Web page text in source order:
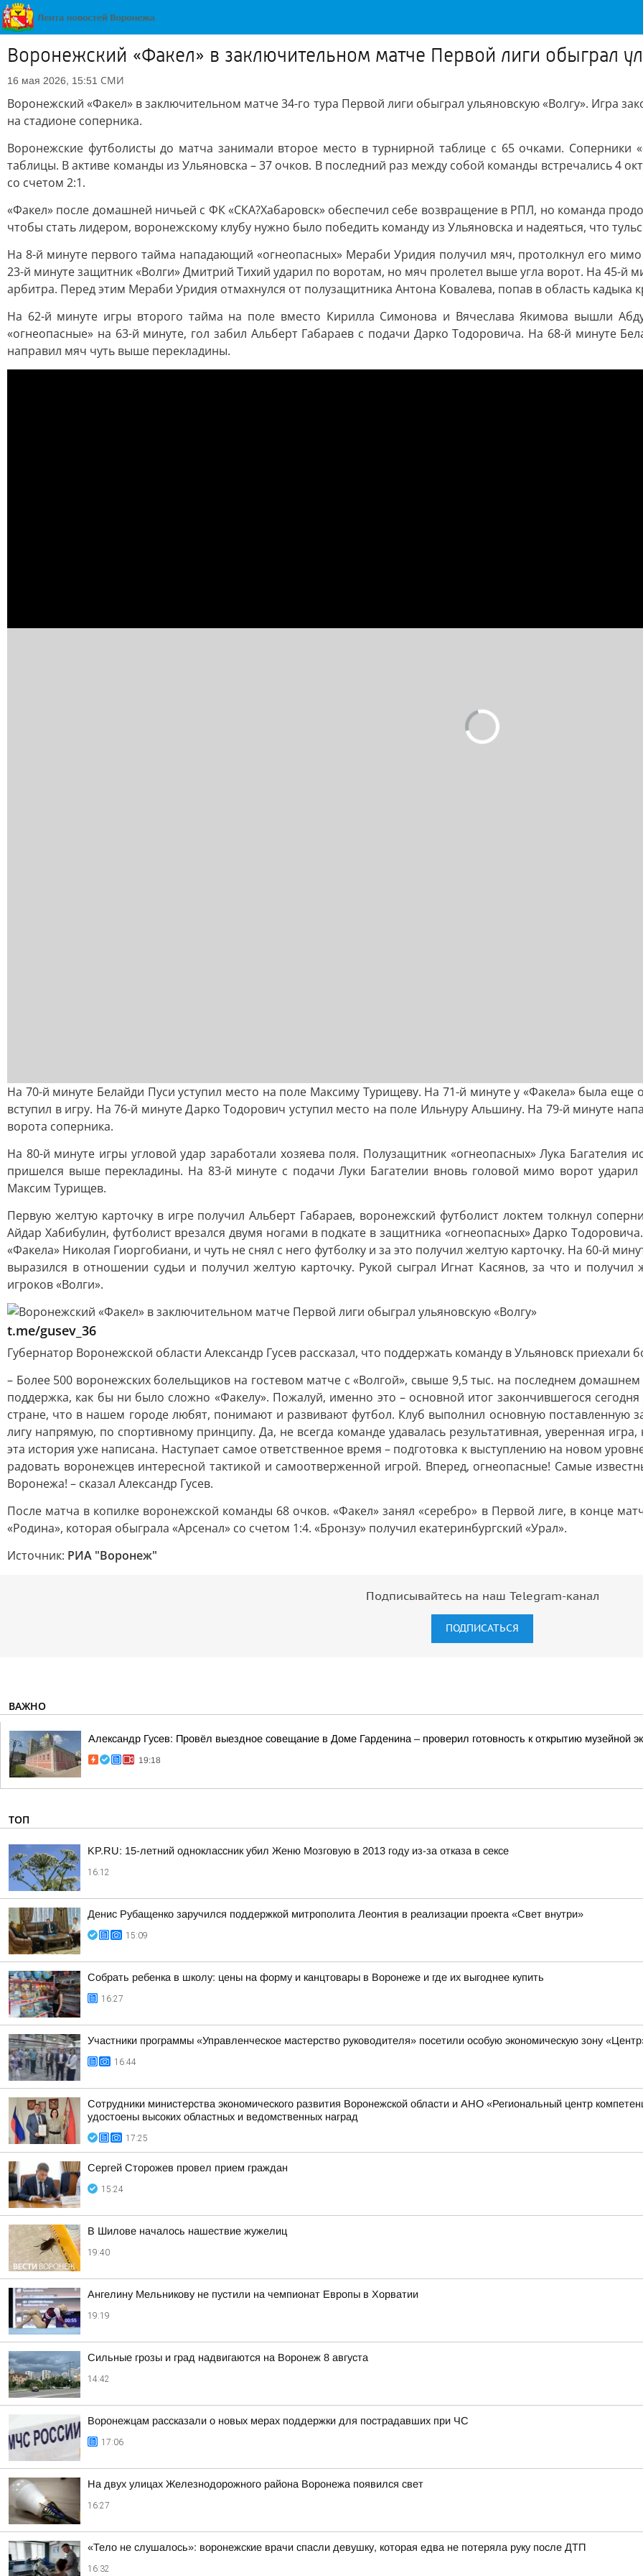
Воронежский «Факел» в заключительном матче Первой лиги обыграл
16 мая 2026, 15:51 СМИ
Воронежский «Факел» в заключительном матче 34-го тура Первой лиги обыграл ульяновскую «Волгу». Игра
на стадионе соперника.
Воронежские футболисты до матча занимали второе место в турнирной таблице с 65 очками. Соперники
таблицы. В активе команды из Ульяновска – 37 очков. В последний раз между собой команды встречались 4
со счетом 2:1.
«Факел» после домашней ничьей с ФК «СКА?Хабаровск» обеспечил себе возвращение в РПЛ, но команда
чтобы стать лидером, воронежскому клубу нужно было победить команду из Ульяновска и надеяться, что
На 8-й минуте первого тайма нападающий «огнеопасных» Мераби Уридия получил мяч, протолкнул его
23-й минуте защитник «Волги» Дмитрий Тихий ударил по воротам, но мяч пролетел выше угла ворот. На 45-й
арбитра. Перед этим Мераби Уридия отмахнулся от полузащитника Антона Ковалева, попав в область кадыка
На 62-й минуте игры второго тайма на поле вместо Кирилла Симонова и Вячеслава Якимова вышли
«огнеопасные» на 63-й минуте, гол забил Альберт Габараев с подачи Дарко Тодоровича. На 68-й минуте
направил мяч чуть выше перекладины.
На 70-й минуте Белайди Пуси уступил место на поле Максиму Турищеву. На 71-й минуте у «Факела» была
вступил в игру. На 76-й минуте Дарко Тодорович уступил место на поле Ильнуру Альшину. На 79-й минуте
ворота соперника.
На 80-й минуте игры угловой удар заработали хозяева поля. Полузащитник «огнеопасных» Лука Багателия
пришелся выше перекладины. На 83-й минуте с подачи Луки Багателии вновь головой мимо ворот
Максим Турищев.
Первую желтую карточку в игре получил Альберт Габараев, воронежский футболист локтем толкнул
Айдар Хабибулин, футболист врезался двумя ногами в подкате в защитника «огнеопасных» Дарко
«Факела» Николая Гиоргобиани, и чуть не снял с него футболку и за это получил желтую карточку. На 60-й
выразился в отношении судьи и получил желтую карточку. Рукой сыграл Игнат Касянов, за что и получил
игроков «Волги».
t.me/gusev_36
Губернатор Воронежской области Александр Гусев рассказал, что поддержать команду в Ульяновск приехали
– Более 500 воронежских болельщиков на гостевом матче с «Волгой», свыше 9,5 тыс. на последнем
поддержка, как бы ни было сложно «Факелу». Пожалуй, именно это – основной итог закончившегося
стране, что в нашем городе любят, понимают и развивают футбол. Клуб выполнил основную поставленную
лигу напрямую, по спортивному принципу. Да, не всегда команде удавалась результативная, уверенная
эта история уже написана. Наступает самое ответственное время – подготовка к выступлению на новом
радовать воронежцев интересной тактикой и самоотверженной игрой. Вперед, огнеопасные! Самые
Воронежа! – сказал Александр Гусев.
После матча в копилке воронежской команды 68 очков. «Факел» занял «серебро» в Первой лиге, в конце
«Родина», которая обыграла «Арсенал» со счетом 1:4. «Бронзу» получил екатеринбургский «Урал».
Источник: РИА "Воронеж"
Подписывайтесь на наш Telegram-канал
ПОДПИСАТЬСЯ
ВАЖНО
Александр Гусев: Провёл выездное совещание в Доме Гарденина – проверил готовность к открытию музейной
19:18
ТОП
KP.RU: 15-летний одноклассник убил Женю Мозговую в 2013 году из-за отказа в сексе
16:12
Денис Рубащенко заручился поддержкой митрополита Леонтия в реализации проекта «Свет внутри»
15:09
Собрать ребенка в школу: цены на форму и канцтовары в Воронеже и где их выгоднее купить
16:27
Участники программы «Управленческое мастерство руководителя» посетили особую экономическую зону
16:44
Сотрудники министерства экономического развития Воронежской области и АНО «Региональный центр
удостоены высоких областных и ведомственных наград
17:25
Сергей Сторожев провел прием граждан
15:24
В Шилове началось нашествие жужелиц
19:40
Ангелину Мельникову не пустили на чемпионат Европы в Хорватии
19:19
Сильные грозы и град надвигаются на Воронеж 8 августа
14:42
Воронежцам рассказали о новых мерах поддержки для пострадавших при ЧС
17:06
На двух улицах Железнодорожного района Воронежа появился свет
16:27
«Тело не слушалось»: воронежские врачи спасли девушку, которая едва не потеряла руку после ДТП
16:32